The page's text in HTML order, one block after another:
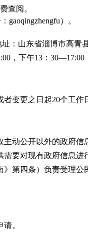
查阅。
）。
：山东省淄博市高青
，下午13：
变更之日起20个工作
动公开以外的政府信
要对现有政府信息进
第四条）负责受理公
。